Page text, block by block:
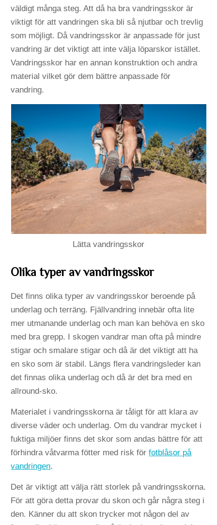
väldigt många steg. Att då ha bra vandringsskor är
viktigt för att vandringen ska bli så njutbar och trevlig
som möjligt. Då vandringsskor är anpassade för just
vandring är det viktigt att inte välja löparskor istället.
Vandringsskor har en annan konstruktion och andra
material vilket gör dem bättre anpassade för
vandring.
Lätta vandringsskor
Olika typer av vandringsskor
Det finns olika typer av vandringsskor beroende på
underlag och terräng. Fjällvandring innebär ofta lite
mer utmanande underlag och man kan behöva en sko
med bra grepp. I skogen vandrar man ofta på mindre
stigar och smalare stigar och då är det viktigt att ha
en sko som är stabil. Längs flera vandringsleder kan
det finnas olika underlag och då är det bra med en
allround-sko.
Materialet i vandringsskorna är tåligt för att klara av
diverse väder och underlag. Om du vandrar mycket i
fuktiga miljöer finns det skor som andas bättre för att
förhindra våtvarma fötter med risk förfotblåsor på
vandringen.
Det är viktigt att välja rätt storlek på vandringsskorna.
För att göra detta provar du skon och går några steg i
den. Känner du att skon trycker mot någon del av